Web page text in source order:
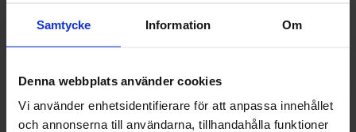
Samtycke Information Om
Denna webbplats använder cookies
Vi använder enhetsidentifierare för att anpassa innehållet
och annonserna till användarna, tillhandahålla funktioner